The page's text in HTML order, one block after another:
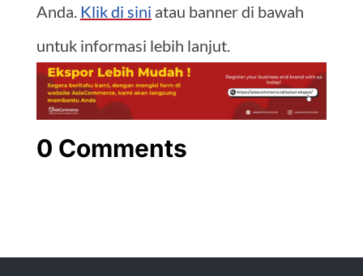
Anda. Klik di sini atau banner di bawah
untuk informasi lebih lanjut.
0 Comments